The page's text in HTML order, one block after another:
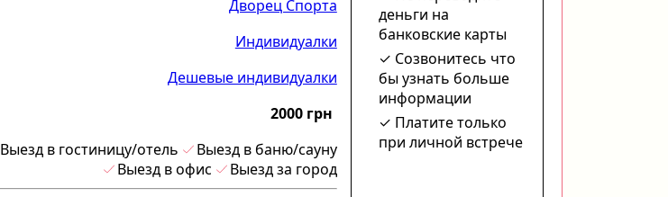
Дворец Спорта
Индивидуалки
Дешевые индивидуалки
2000 грн
Выезд в гостиницу/отель
Выезд в баню/сауну
Выезд в офис
Выезд за город
деньги на
банковские карты
Созвонитесь что
бы узнать больше
информации
Платите только
при личной встрече